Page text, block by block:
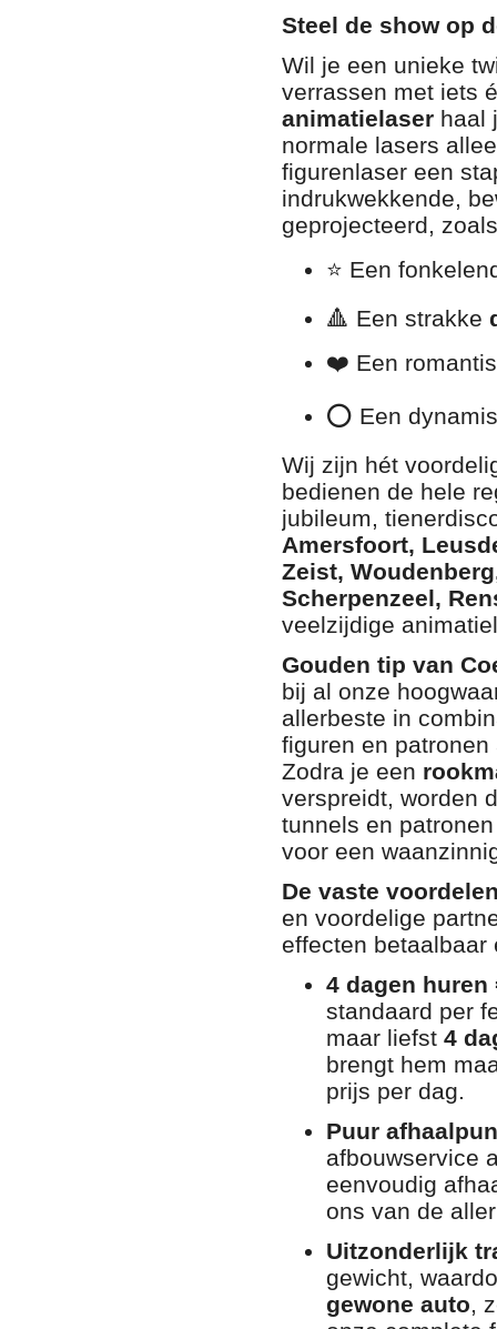
Steel de show op
Wil je een unieke
verrassen met iets
animatielaser haal
normale lasers
figurenlaser een
indrukwekkende,
geprojecteerd,
⭐ Een
🔺 Een strakke
❤️ Een
⭕ Een
Wij zijn hét
bedienen de hele
jubileum,
Amersfoort,
Zeist,
Scherpenzeel,
veelzijdige
Gouden tip van
bij al onze
allerbeste in
figuren en
Zodra je een
verspreidt, worden
tunnels en
voor een
De vaste
en voordelige
effecten betaalbaar
4 dagen huren
standaard per
maar liefst 4
brengt hem
prijs per dag.
Puur
afbouwservice
eenvoudig
ons van de
Uitzonderlijk
gewicht,
gewone auto,